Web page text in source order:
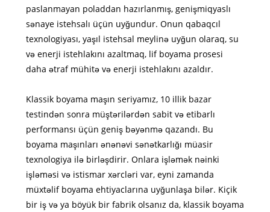
paslanmayan poladdan hazırlanmış, genişmiqyaslı
sənaye istehsalı üçün uyğundur. Onun qabaqcıl
texnologiyası, yaşıl istehsal meylinə uyğun olaraq, su
və enerji istehlakını azaltmaq, lif boyama prosesi
daha ətraf mühitə və enerji istehlakını azaldır.
Klassik boyama maşın seriyamız, 10 illik bazar
testindən sonra müştərilərdən sabit və etibarlı
performansı üçün geniş bəyənmə qazandı. Bu
boyama maşınları ənənəvi sənətkarlığı müasir
texnologiya ilə birləşdirir. Onlara işləmək nəinki
işləməsi və istismar xərcləri var, eyni zamanda
müxtəlif boyama ehtiyaclarına uyğunlaşa bilər. Kiçik
bir iş və ya böyük bir fabrik olsanız da, klassik boyama